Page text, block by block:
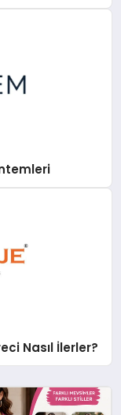
Nasıl İlerler?